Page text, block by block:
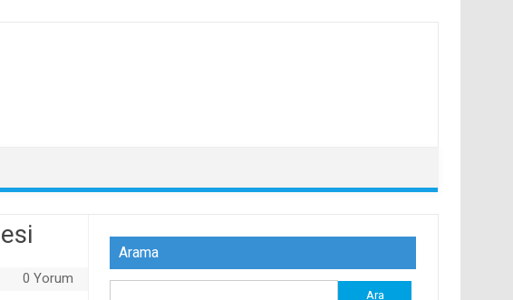
0 Yorum
Arama